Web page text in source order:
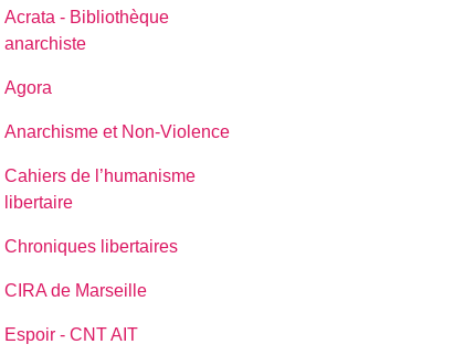
Acrata - Bibliothèque
anarchiste
Agora
Anarchisme et Non-Violence
Cahiers de l’humanisme
libertaire
Chroniques libertaires
CIRA de Marseille
Espoir - CNT AIT